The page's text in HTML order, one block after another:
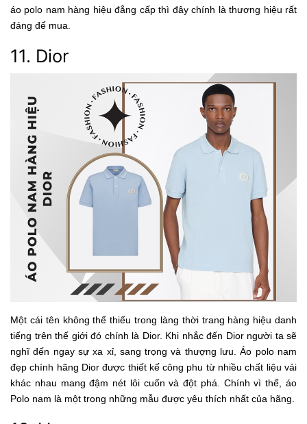
áo polo nam hàng hiệu đẳng cấp thì đây chính là thương hiệu rất
đáng để mua.
11. Dior
Một cái tên không thể thiếu trong làng thời trang hàng hiệu danh
tiếng trên thế giới đó chính là Dior. Khi nhắc đến Dior người ta sẽ
nghĩ đến ngay sự xa xỉ, sang trọng và thượng lưu. Áo polo nam
đẹp chính hãng Dior được thiết kế công phu từ nhiều chất liệu vải
khác nhau mang đậm nét lôi cuốn và đột phá. Chính vì thế, áo
Polo nam là một trong những mẫu được yêu thích nhất của hãng.